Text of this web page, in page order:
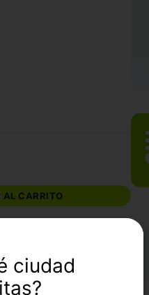
AL CARRITO
ciudad